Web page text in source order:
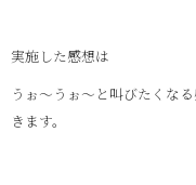
実施した感想は
うぉ～うぉ～と叫びたくな
きます。